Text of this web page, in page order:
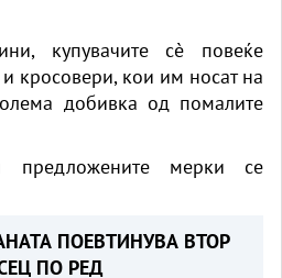
купувачите сè повеќе
кросовери, кои им носат на
добивка од помалите
предложените мерки се
ПОЕВТИНУВА ВТОР
ПО РЕД